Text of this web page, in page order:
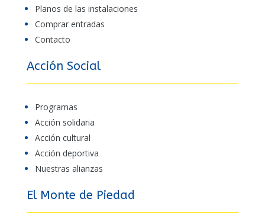
Planos de las instalaciones
Comprar entradas
Contacto
Acción Social
Programas
Acción solidaria
Acción cultural
Acción deportiva
Nuestras alianzas
El Monte de Piedad